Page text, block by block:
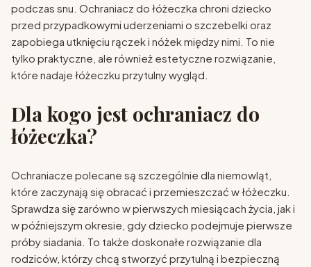
podczas snu. Ochraniacz do łóżeczka chroni dziecko
przed przypadkowymi uderzeniami o szczebelki oraz
zapobiega utknięciu rączek i nóżek między nimi. To nie
tylko praktyczne, ale również estetyczne rozwiązanie,
które nadaje łóżeczku przytulny wygląd.
Dla kogo jest ochraniacz do
łóżeczka?
Ochraniacze polecane są szczególnie dla niemowląt,
które zaczynają się obracać i przemieszczać w łóżeczku.
Sprawdza się zarówno w pierwszych miesiącach życia, jak i
w późniejszym okresie, gdy dziecko podejmuje pierwsze
próby siadania. To także doskonałe rozwiązanie dla
rodziców, którzy chcą stworzyć przytulną i bezpieczną